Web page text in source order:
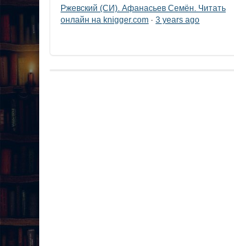
Ржевский (СИ). Афанасьев Семён. Читать
онлайн на knigger.com · 3 years ago